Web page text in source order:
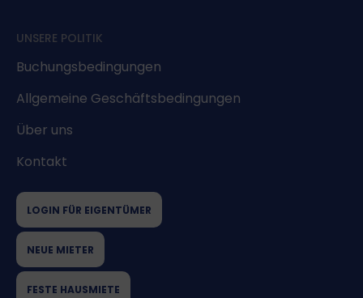
UNSERE POLITIK
Buchungsbedingungen
Allgemeine Geschäftsbedingungen
Über uns
Kontakt
LOGIN FÜR EIGENTÜMER
NEUE MIETER
FESTE HAUSMIETE